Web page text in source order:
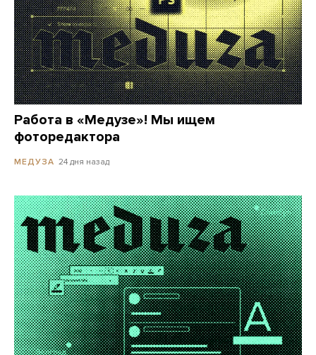
Работа в «Медузе»! Мы ищем
фоторедактора
МЕДУЗА 24 дня назад